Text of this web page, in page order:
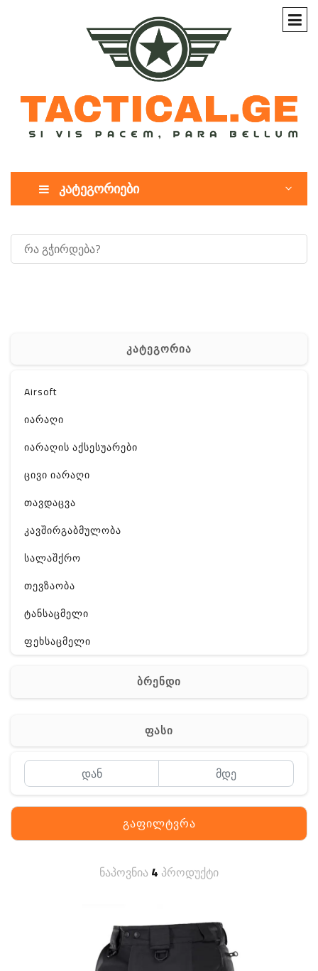
კატეგორიები
კატეგორია
Airsoft
იარაღი
იარაღის აქსესუარები
ცივი იარაღი
თავდაცვა
კავშირგაბმულობა
სალაშქრო
თევზაობა
ტანსაცმელი
ფეხსაცმელი
აქსესუარები
Off-Road
ბრენდი
ფასი
გაფილტვრა
ნაპოვნია4 პროდუქტი